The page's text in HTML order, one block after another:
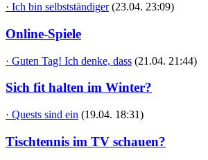
· Ich bin selbstständiger (23.04. 23:09)
Online-Spiele
· Guten Tag! Ich denke, dass (21.04. 21:44)
Sich fit halten im Winter?
· Quests sind ein (19.04. 18:31)
Tischtennis im TV schauen?